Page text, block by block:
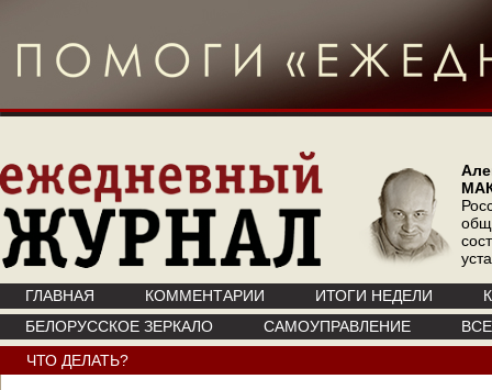
ГЛАВНАЯ КОММЕНТАРИИ ИТОГИ НЕДЕЛИ
БЕЛОРУССКОЕ ЗЕРКАЛО
САМОУПРАВЛЕНИЕ
ЧТО ДЕЛАТЬ?